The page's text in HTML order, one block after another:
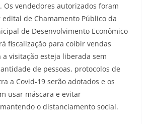
Os vendedores autorizados foram
de Chamamento Público da
de Desenvolvimento Econômico
fiscalização para coibir vendas
a visitação esteja liberada sem
de pessoas, protocolos de
a Covid-19 serão adotados e os
usar máscara e evitar
o distanciamento social.